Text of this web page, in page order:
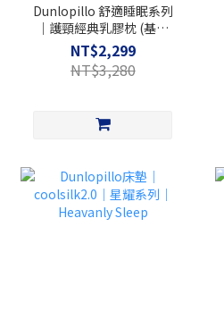
Dunlopillo 舒適睡眠系列
｜護頸經典乳膠枕 (基本
型)
NT$2,299
NT$3,280